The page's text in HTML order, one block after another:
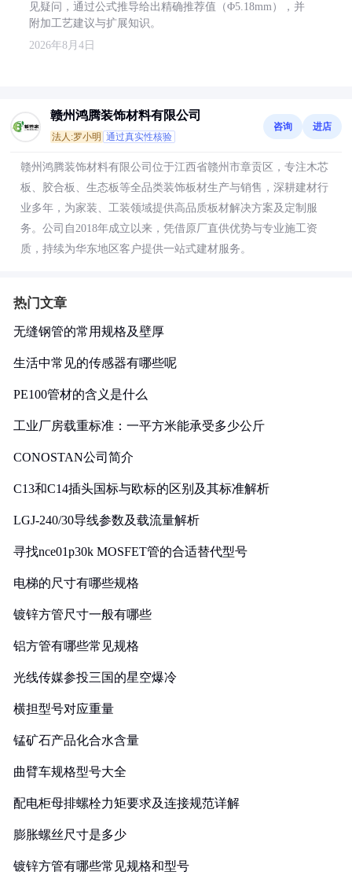
见疑问，通过公式推导给出精确推荐值（Φ5.18mm），并
附加工艺建议与扩展知识。
2026年8月4日
赣州鸿腾装饰材料有限公司
法人:罗小明 通过真实性核验
咨询 进店
赣州鸿腾装饰材料有限公司位于江西省赣州市章贡区，专注木芯
板、胶合板、生态板等全品类装饰板材生产与销售，深耕建材行
业多年，为家装、工装领域提供高品质板材解决方案及定制服
务。公司自2018年成立以来，凭借原厂直供优势与专业施工资
质，持续为华东地区客户提供一站式建材服务。
热门文章
无缝钢管的常用规格及壁厚
生活中常见的传感器有哪些呢
PE100管材的含义是什么
工业厂房载重标准：一平方米能承受多少公斤
CONOSTAN公司简介
C13和C14插头国标与欧标的区别及其标准解析
LGJ-240/30导线参数及载流量解析
寻找nce01p30k MOSFET管的合适替代型号
电梯的尺寸有哪些规格
镀锌方管尺寸一般有哪些
铝方管有哪些常见规格
光线传媒参投三国的星空爆冷
横担型号对应重量
锰矿石产品化合水含量
曲臂车规格型号大全
配电柜母排螺栓力矩要求及连接规范详解
膨胀螺丝尺寸是多少
镀锌方管有哪些常见规格和型号